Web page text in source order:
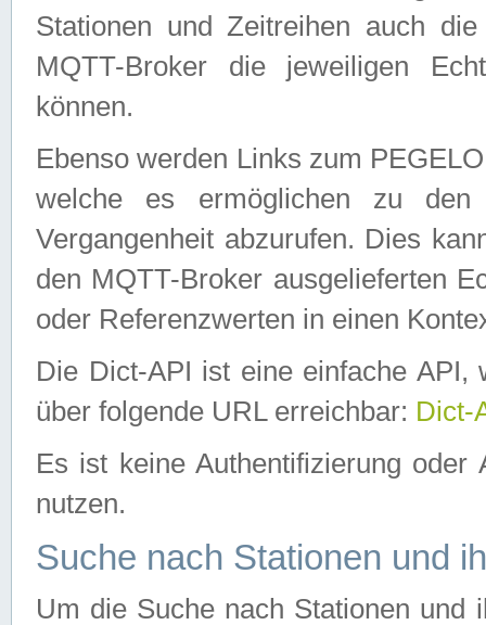
Stationen und Zeitreihen auch
MQTT-Broker die jeweiligen
können.
Ebenso werden Links zum
welche es ermöglichen zu den
Vergangenheit abzurufen. Dies
den MQTT-Broker ausgelieferten
oder Referenzwerten in einen
Die Dict-API ist eine einfache API,
über folgende URL erreichbar: Dict-
Es ist keine Authentifizierung
nutzen.
Suche nach Stationen und
Um die Suche nach Stationen und